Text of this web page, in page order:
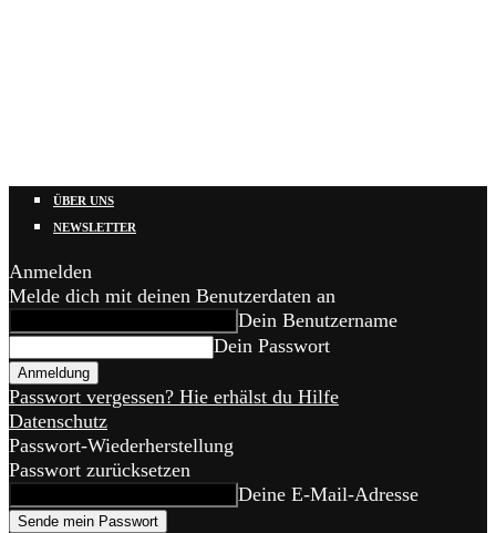
ÜBER UNS
NEWSLETTER
Anmelden
Melde dich mit deinen Benutzerdaten an
Dein Benutzername
Dein Passwort
Passwort vergessen? Hie erhälst du Hilfe
Datenschutz
Passwort-Wiederherstellung
Passwort zurücksetzen
Deine E-Mail-Adresse